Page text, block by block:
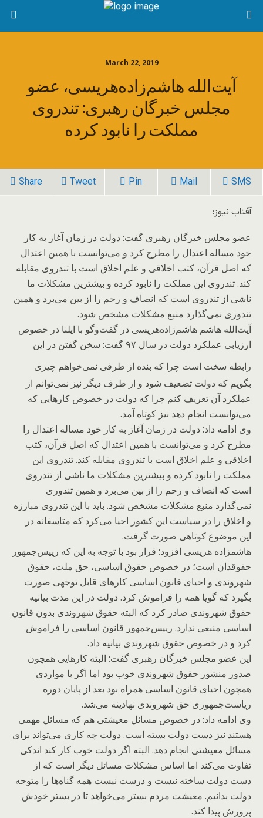
March 22, 2019
آیت‌الله هاشم‌زاده‌هریسی، عضو
مجلس خبرگان رهبری: تندروی
مملکت را نابود کرده
Share Tweet Pin Mail SMS
آفتاب نیوز:
عضو مجلس خبرگان رهبری گفت: دولت در زمان آغاز به کار
خود مساله اعتدال را مطرح کرد و می‌توانست با همین اعتدال
که اصل قرآن، کتب اخلاقی و علم اخلاق است با تندروی مقابله
کند. تندروی این مملکت را نابود کرده و بیشترین مشکلات ما
ناشی از تندروی است که انصاف و رحم را از بین می‌برد و همین
تندوری نمی‌گذارد منبع مشکلات مشخص شود.
آیت‌الله هاشم هاشم‌زاده‌هریسی در گفت‌و‌گو با ایلنا در خصوص
ارزیابی عملکرد دولت در سال ۹۷ گفت: سخن گفتن در این
رابطه سخت است چرا که بنده از طرفی نمی‌خواهم چیزی
بگویم که دولت تضعیف شود و از طرف دیگر نیز نمی‌توانم از
عملکرد آن تعریف کنم چرا که دولت در خصوص کارهایی که
می‌توانست انجام دهد نیز کوتاه آمد.
وی ادامه داد: دولت در زمان آغاز به کار خود مساله اعتدال را
مطرح کرد و می‌توانست با همین اعتدال که اصل قرآن، کتب
اخلاقی و علم اخلاق است با تندروی مقابله کند. تندروی این
مملکت را نابود کرده و بیشترین مشکلات ما ناشی از تندروی
است که انصاف و رحم را از بین می‌برد و همین تندوری
نمی‌گذارد منبع مشکلات مشخص شود. باید با این تندروی مبارزه
و اخلاق را در سیاست این کشور احیا می‌کرد که متاسفانه در
این موضوع کوتاهی صورت گرفت.
هاشمزاده هریسی افزود: قرار بود با توجه به این که رییس‌جمهور
حقوقدان است؛ در خصوص حقوق اساسی، حق ملت، حقوق
شهروندی و احیای قانون اساسی کارهای قابل توجهی صورت
بگیرد که گویا همه را فراموش کرد. دولت در این مدت بیانیه
حقوق شهروندی صادر کرد که البته حقوق شهروندی بدون قانون
اساسی منبعی ندارد. رییس‌جمهور قانون اساسی را فراموش
کرد و در خصوص حقوق شهروندی بیانیه داد.
این عضو مجلس خبرگان رهبری گفت: البته کارهایی همچون
صدور منشور حقوق شهروندی خوب بود اما اگر با مواردی
همچون احیای قانون اساسی همراه بود بعد از پایان دوره
ریاست‌جمهوری حق شهروندی نهادینه می‌شد.
وی ادامه داد: در خصوص مسائل معیشتی هم که مسائل مهمی
هستند نیز دست دولت بسته است. دولت چه کاری می‌تواند برای
مسائل معیشتی انجام دهد. البته اگر دولت خوب کار کند اندکی
تفاوت می‌کند اما اساس مشکلات مسائل دیگر است که از
دست دولت ساخته نیست و درست نیست همه گناه‌ها را متوجه
دولت بدانیم. معیشت مردم بستر می‌خواهد تا در بستر خودش
پرورش پیدا کند.